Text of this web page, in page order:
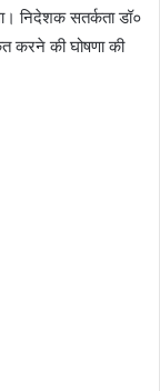
निदेशक सतर्कता डॉ०
करने की घोषणा की